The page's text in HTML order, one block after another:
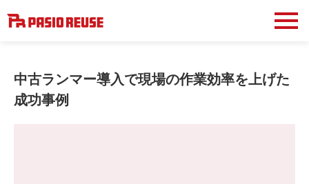
中古ランマー導入で現場の作業効率を上げた
成功事例